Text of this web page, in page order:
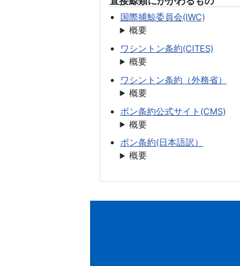
国際捕鯨委員会(IWC)
概要
ワシントン条約(CITES)
概要
ワシントン条約（外務省）
概要
ボン条約公式サイト(CMS)
概要
ボン条約(日本語訳）
概要